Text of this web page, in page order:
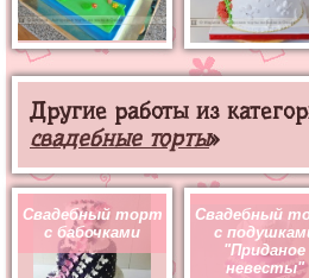
Другие работы из
свадебные торты»
Свадебный торт
с бабочками
Свадебный
с
"Приданое
невесты"